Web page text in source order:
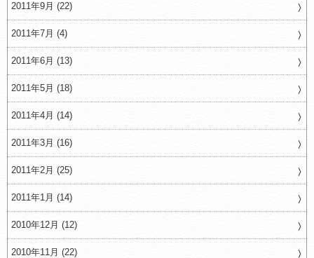
2011年9月 (22)
2011年7月 (4)
2011年6月 (13)
2011年5月 (18)
2011年4月 (14)
2011年3月 (16)
2011年2月 (25)
2011年1月 (14)
2010年12月 (12)
2010年11月 (22)